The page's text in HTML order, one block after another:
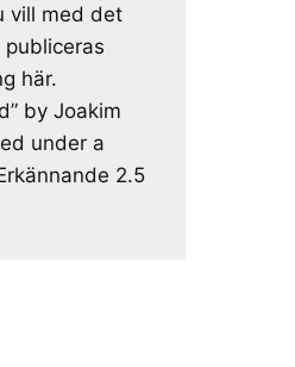
vill med det
här.
by Joakim
under a
2.5